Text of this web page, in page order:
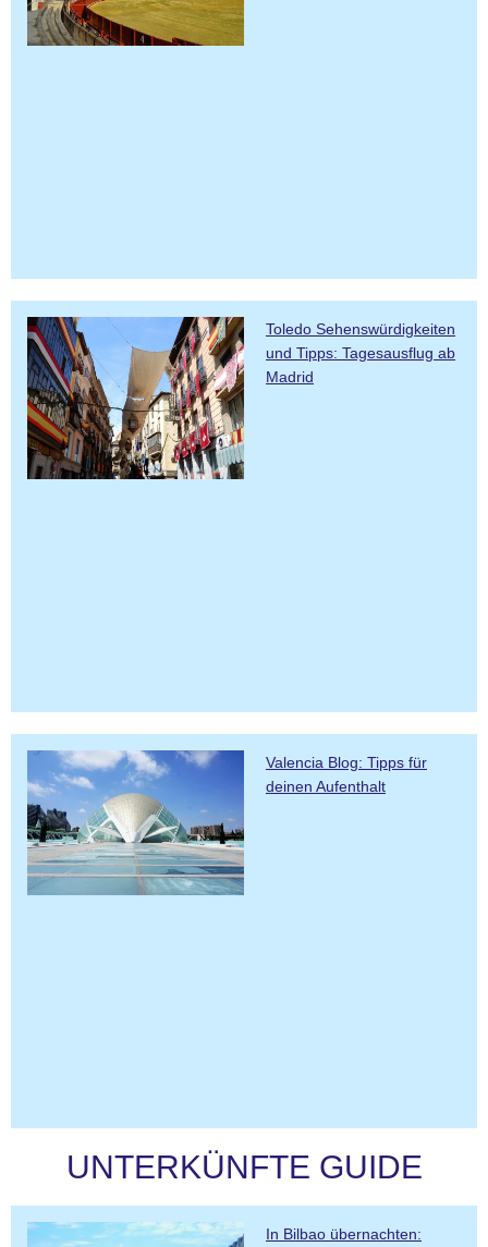
Toledo Sehenswürdigkeiten
und Tipps: Tagesausflug ab
Madrid
Valencia Blog: Tipps für
deinen Aufenthalt
UNTERKÜNFTE GUIDE
In Bilbao übernachten: